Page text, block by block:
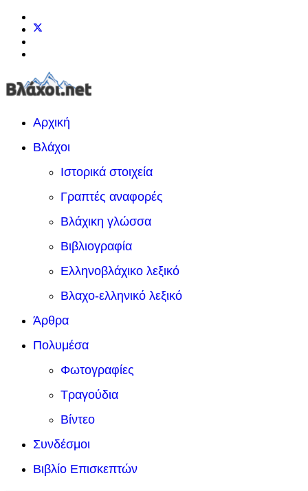
Αρχική
Βλάχοι
Ιστορικά στοιχεία
Γραπτές αναφορές
Βλάχικη γλώσσα
Βιβλιογραφία
Ελληνοβλάχικο λεξικό
Βλαχο-ελληνικό λεξικό
Άρθρα
Πολυμέσα
Φωτογραφίες
Τραγούδια
Βίντεο
Συνδέσμοι
Βιβλίο Επισκεπτών